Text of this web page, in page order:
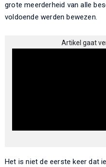
grote meerderheid van alle
voldoende werden bewezen.
Artikel gaat
Het is niet de eerste keer dat